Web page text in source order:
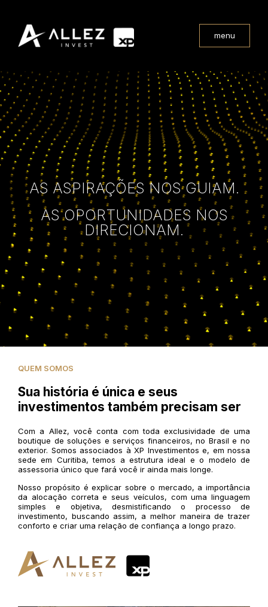
menu
AS ASPIRAÇÕES NOS GUIAM.
AS OPORTUNIDADES NOS
DIRECIONAM.
QUEM SOMOS
Sua história é única e seus
investimentos também precisam ser
Com a Allez, você conta com toda exclusividade de uma
boutique de soluções e serviços financeiros, no Brasil e no
exterior. Somos associados à XP Investimentos e, em nossa
sede em Curitiba, temos a estrutura ideal e o modelo de
assessoria único que fará você ir ainda mais longe.
Nosso propósito é explicar sobre o mercado, a importância
da alocação correta e seus veículos, com uma linguagem
simples e objetiva, desmistificando o processo de
investimento, buscando assim, a melhor maneira de trazer
conforto e criar uma relação de confiança a longo prazo.